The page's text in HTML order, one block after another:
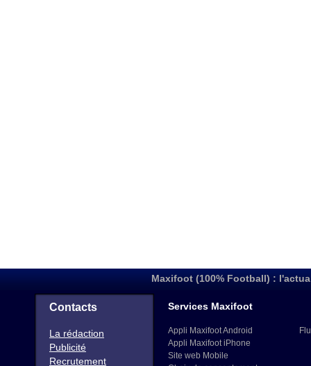
Maxifoot (100% Football) :
Contacts
La rédaction
Publicité
Recrutement
Services Maxifoot
Appli Maxifoot Android
Appli Maxifoot iPhone
Site web Mobile